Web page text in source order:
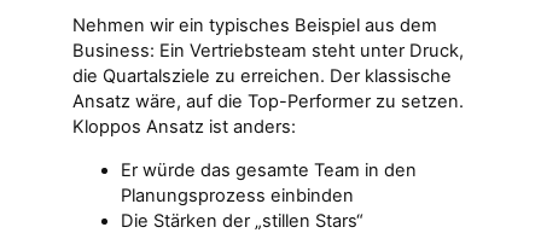
Nehmen wir ein typisches Beispiel aus dem
Business: Ein Vertriebsteam steht unter Druck,
die Quartalsziele zu erreichen. Der klassische
Ansatz wäre, auf die Top-Performer zu setzen.
Kloppos Ansatz ist anders:
Er würde das gesamte Team in den
Planungsprozess einbinden
Die Stärken der „stillen Stars“